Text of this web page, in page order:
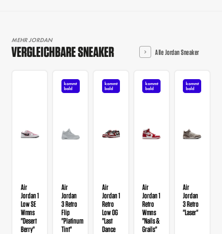
MEHR JORDAN
VERGLEICHBARE SNEAKER Alle Jordan Sneaker
Air
Jordan 1
Low SE
Wmns
"Desert
Berry"
kommt
bald
Air
Jordan
3 Retro
Flip
"Platinum
Tint"
kommt
bald
Air
Jordan 1
Retro
Low OG
"Last
Dance
kommt
bald
Air
Jordan 1
Retro
Wmns
"Nails &
Grails"
kommt
bald
Air
Jordan
3 Retro
"Laser"